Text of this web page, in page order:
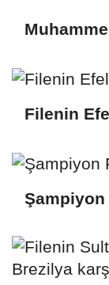
Filenin
Şampiyon